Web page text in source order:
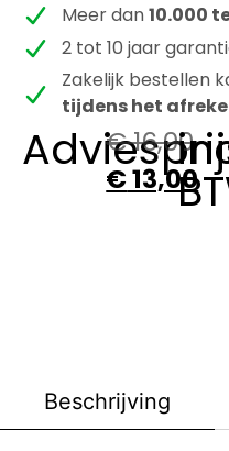
Meer dan10.000
2 tot 10 jaar
Zakelijk bestellen
tijdens het
€16,00
€13,00
Beschrijving